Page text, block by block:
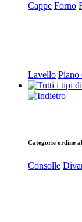
Cappe Forno
Lavello Piano
Categorie ordine
Consolle